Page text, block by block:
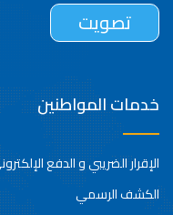
خدمات المواطنين
الإقرار الضريبي و الدفع
الكشف الرسمي